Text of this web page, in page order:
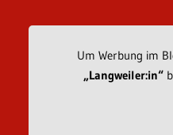
Um Werbung im
„Langweiler:in“